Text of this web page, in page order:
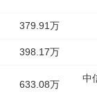
379.91万
398.17万
633.08万
中